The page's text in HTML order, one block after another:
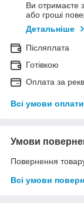
Ви отримаєте
або гроші
Детальніше
Післяплата
Готівкою
Оплата за
Всі умови оплати
Умови
Повернення
Всі умови